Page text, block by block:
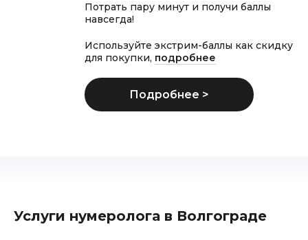
Потрать пару минут и получи баллы
навсегда!
Используйте экстрим-баллы как скидку
для покупки, подробнее
Услуги нумеролога в Волгограде